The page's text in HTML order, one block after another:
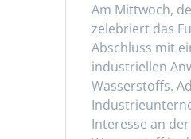
Am Mittwoch,
zelebriert das
Abschluss mit
industriellen
Wasserstoffs.
Interesse an